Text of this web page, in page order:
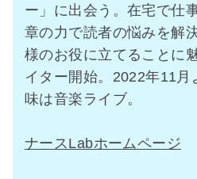
ー」に出会う。在宅で仕
章の力で読者の悩みを解
様のお役に立てることに
イター開始。2022年11月
味は音楽ライブ。
ナースLabホームページ